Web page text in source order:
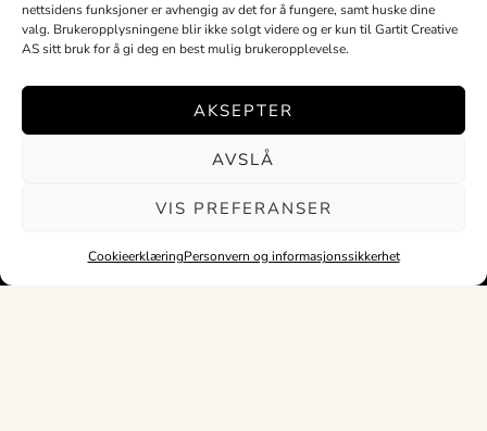
nettsidens funksjoner er avhengig av det for å fungere, samt huske dine
valg. Brukeropplysningene blir ikke solgt videre og er kun til Gartit Creative
AS sitt bruk for å gi deg en best mulig brukeropplevelse.
AKSEPTER
AVSLÅ
VIS PREFERANSER
CookieerklæringPersonvern og informasjonssikkerhet
Med bærekraft i fokus